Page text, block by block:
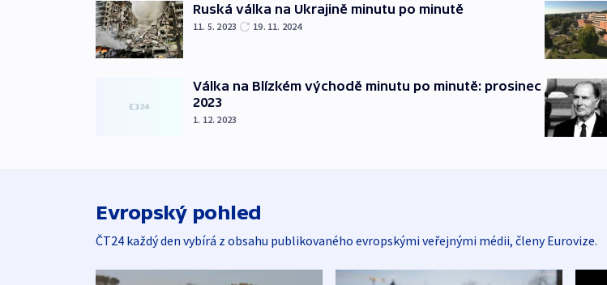
Ruská válka na Ukrajině minutu po minutě
11. 5. 2023 19. 11. 2024
Válka na Blízkém východě minutu po minutě: prosinec
2023
1. 12. 2023
Evropský pohled
ČT24 každý den vybírá z obsahu publikovaného evropskými veřejnými médii, členy Eurovize.